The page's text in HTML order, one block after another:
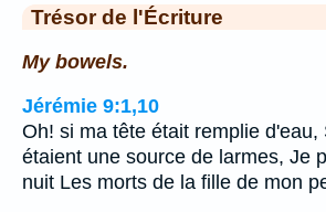
Trésor de l'Écriture
My bowels.
Jérémie 9:1,10
Oh! si ma tête était remplie d'eau,
étaient une source de larmes, Je
nuit Les morts de la fille de mon